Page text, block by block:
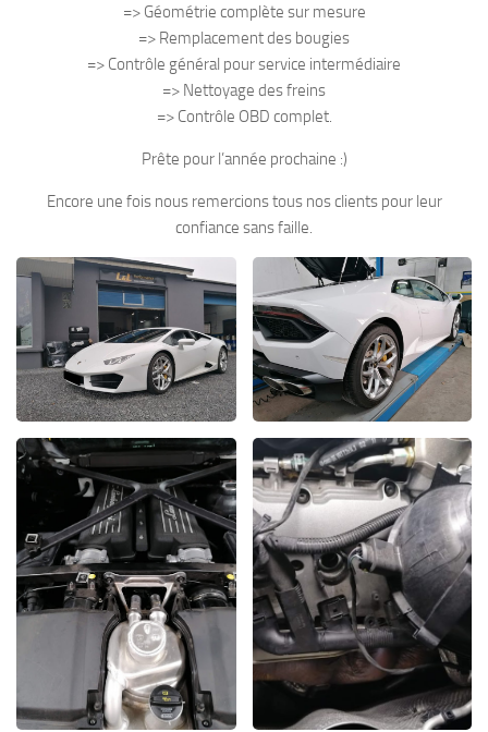
=> Géométrie complète sur mesure
=> Remplacement des bougies
=> Contrôle général pour service intermédiaire
=> Nettoyage des freins
=> Contrôle OBD complet.
Prête pour l’année prochaine :)
Encore une fois nous remercions tous nos clients pour leur
confiance sans faille.